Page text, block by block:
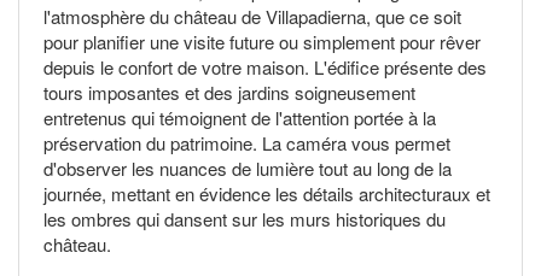
l'atmosphère du château de Villapadierna, que ce soit
pour planifier une visite future ou simplement pour rêver
depuis le confort de votre maison. L'édifice présente des
tours imposantes et des jardins soigneusement
entretenus qui témoignent de l'attention portée à la
préservation du patrimoine. La caméra vous permet
d'observer les nuances de lumière tout au long de la
journée, mettant en évidence les détails architecturaux et
les ombres qui dansent sur les murs historiques du
château.